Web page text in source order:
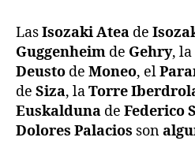
LasIsozaki Atea de
Guggenheim de Gehry, la
Deusto de Moneo, el
de Siza, laTorre
Euskalduna de Federico
Dolores Palacios son